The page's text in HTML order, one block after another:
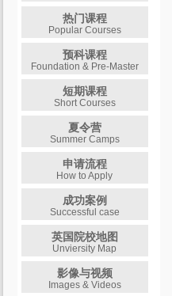
热门课程
Popular Courses
预科课程
Foundation & Pre-Master
短期课程
Short Courses
夏令营
Summer Camps
申请流程
How to Apply
成功案例
Successful case
英国院校地图
Unviersity Map
影像与视频
Images & Videos